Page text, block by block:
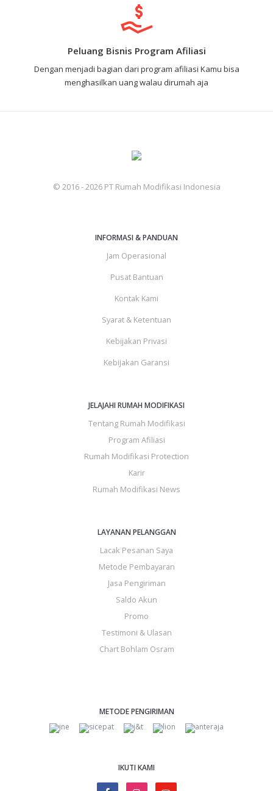
Peluang Bisnis Program Afiliasi
Dengan menjadi bagian dari program afiliasi Kamu bisa
menghasilkan uang walau dirumah aja
© 2016 - 2026 PT Rumah Modifikasi Indonesia
INFORMASI & PANDUAN
Jam Operasional
Pusat Bantuan
Kontak Kami
Syarat & Ketentuan
Kebijakan Privasi
Kebijakan Garansi
JELAJAHI RUMAH MODIFIKASI
Tentang Rumah Modifikasi
Program Afiliasi
Rumah Modifikasi Protection
Karir
Rumah Modifikasi News
LAYANAN PELANGGAN
Lacak Pesanan Saya
Metode Pembayaran
Jasa Pengiriman
Saldo Akun
Promo
Testimoni & Ulasan
Chart Bohlam Osram
METODE PENGIRIMAN
IKUTI KAMI